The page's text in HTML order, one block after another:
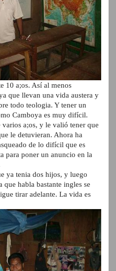
10 a;os. Así al menos
que llevan una vida austera y
todo teologia. Y tener un
Camboya es muy difícil.
a;os, y le valió tener que
le detuvieran. Ahora ha
de lo difícil que es
para poner un anuncio en la
ya tenia dos hijos, y luego
habla bastante ingles se
tirar adelante. La vida es